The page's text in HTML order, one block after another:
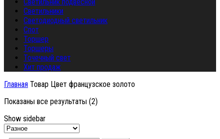
Светильник подвесной
Светильники
Светодиодный светильник
Спот
Торшер
Торшеры
Точечный свет
Хит продаж
Главная Товар Цвет французское золото
Показаны все результаты (2)
Show sidebar